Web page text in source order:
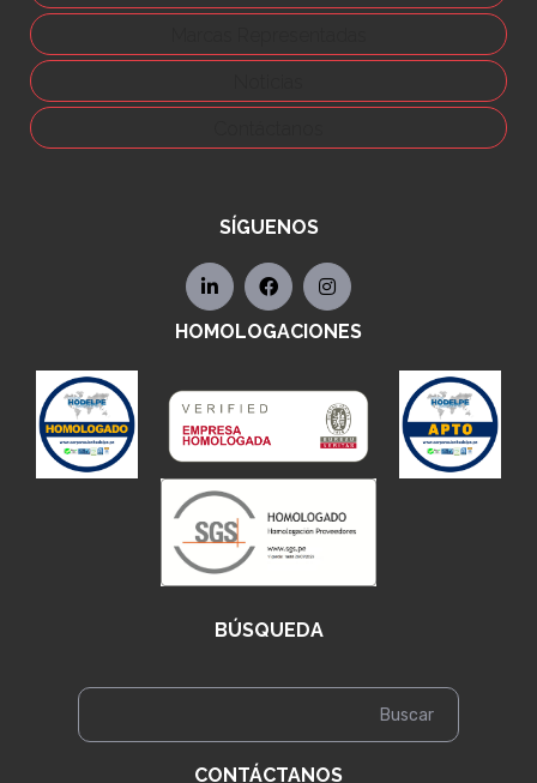
SÍGUENOS
HOMOLOGACIONES
BÚSQUEDA
CONTÁCTANOS